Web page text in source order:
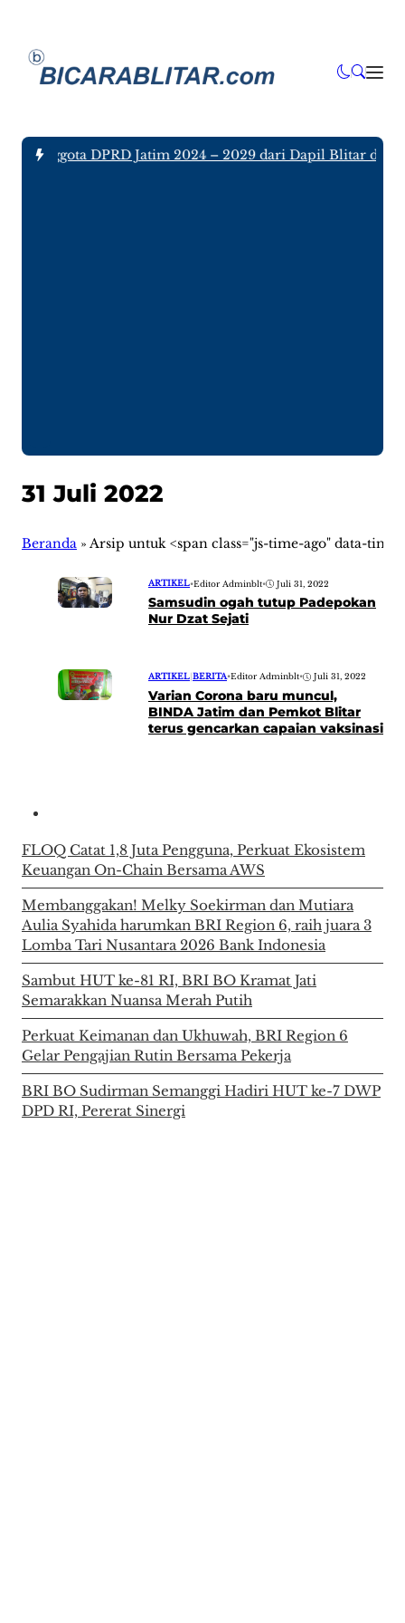
Anggota DPRD Jatim 2024 – 2029 dari Dapil Blitar dan
31 Juli 2022
Beranda » Arsip untuk <span class="js-time-ago" data-
ARTIKEL•Editor Adminblt• Juli 31, 2022
Samsudin ogah tutup Padepokan
Nur Dzat Sejati
ARTIKEL|BERITA•Editor Adminblt• Juli 31, 2022
Varian Corona baru muncul,
BINDA Jatim dan Pemkot Blitar
terus gencarkan capaian vaksinasi
FLOQ Catat 1,8 Juta Pengguna, Perkuat Ekosistem
Keuangan On-Chain Bersama AWS
Membanggakan! Melky Soekirman dan Mutiara
Aulia Syahida harumkan BRI Region 6, raih juara 3
Lomba Tari Nusantara 2026 Bank Indonesia
Sambut HUT ke-81 RI, BRI BO Kramat Jati
Semarakkan Nuansa Merah Putih
Perkuat Keimanan dan Ukhuwah, BRI Region 6
Gelar Pengajian Rutin Bersama Pekerja
BRI BO Sudirman Semanggi Hadiri HUT ke-7 DWP
DPD RI, Pererat Sinergi